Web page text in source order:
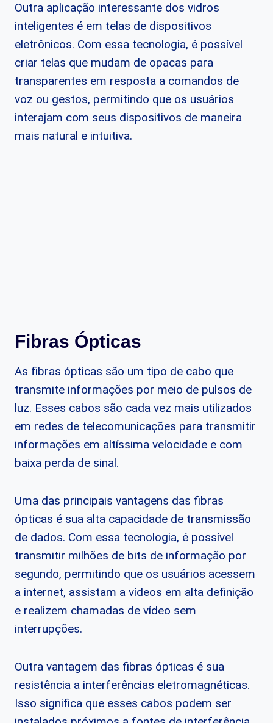
Outra aplicação interessante dos vidros
inteligentes é em telas de dispositivos
eletrônicos. Com essa tecnologia, é possível
criar telas que mudam de opacas para
transparentes em resposta a comandos de
voz ou gestos, permitindo que os usuários
interajam com seus dispositivos de maneira
mais natural e intuitiva.
Fibras Ópticas
As fibras ópticas são um tipo de cabo que
transmite informações por meio de pulsos de
luz. Esses cabos são cada vez mais utilizados
em redes de telecomunicações para transmitir
informações em altíssima velocidade e com
baixa perda de sinal.
Uma das principais vantagens das fibras
ópticas é sua alta capacidade de transmissão
de dados. Com essa tecnologia, é possível
transmitir milhões de bits de informação por
segundo, permitindo que os usuários acessem
a internet, assistam a vídeos em alta definição
e realizem chamadas de vídeo sem
interrupções.
Outra vantagem das fibras ópticas é sua
resistência a interferências eletromagnéticas.
Isso significa que esses cabos podem ser